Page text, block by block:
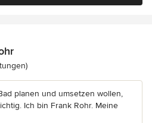
4.6 von 5 Sternen
planen und umsetzen wollen,
Ich bin Frank Rohr. Meine